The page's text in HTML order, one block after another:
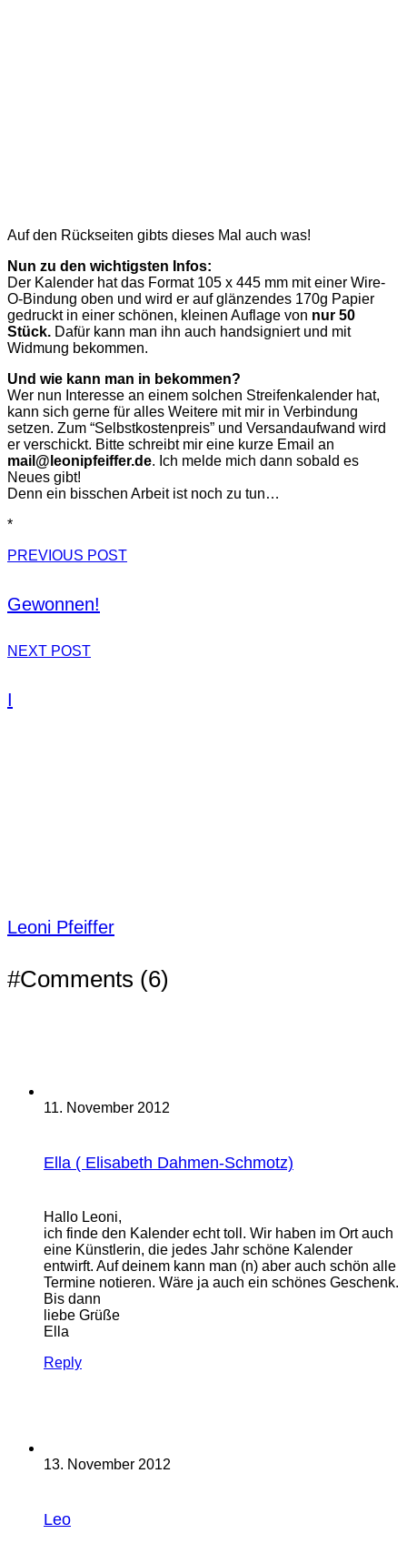
Auf den Rückseiten gibts dieses Mal auch was!
Nun zu den wichtigsten Infos:
Der Kalender hat das Format 105 x 445 mm mit einer Wire-
O-Bindung oben und wird er auf glänzendes 170g Papier
gedruckt in einer schönen, kleinen Auflage von nur 50
Stück. Dafür kann man ihn auch handsigniert und mit
Widmung bekommen.
Und wie kann man in bekommen?
Wer nun Interesse an einem solchen Streifenkalender hat,
kann sich gerne für alles Weitere mit mir in Verbindung
setzen. Zum “Selbstkostenpreis” und Versandaufwand wird
er verschickt. Bitte schreibt mir eine kurze Email an
mail@leonipfeiffer.de. Ich melde mich dann sobald es
Neues gibt!
Denn ein bisschen Arbeit ist noch zu tun…
*
PREVIOUS POST
Gewonnen!
NEXT POST
I
Leoni Pfeiffer
#Comments (6)
11. November 2012
Ella ( Elisabeth Dahmen-Schmotz)
Hallo Leoni,
ich finde den Kalender echt toll. Wir haben im Ort auch
eine Künstlerin, die jedes Jahr schöne Kalender
entwirft. Auf deinem kann man (n) aber auch schön alle
Termine notieren. Wäre ja auch ein schönes Geschenk.
Bis dann
liebe Grüße
Ella
Reply
13. November 2012
Leo